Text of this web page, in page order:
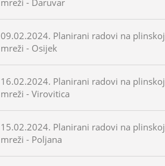
mreži - Daruvar
09.02.2024. Planirani radovi na plinskoj
mreži - Osijek
16.02.2024. Planirani radovi na plinskoj
mreži - Virovitica
15.02.2024. Planirani radovi na plinskoj
mreži - Poljana